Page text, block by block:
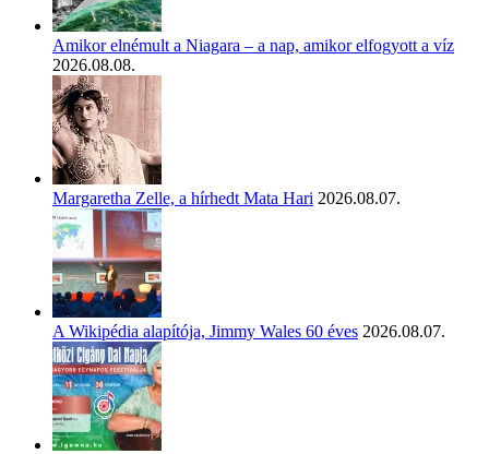
Amikor elnémult a Niagara – a nap, amikor elfogyott a víz
2026.08.08.
Margaretha Zelle, a hírhedt Mata Hari 2026.08.07.
A Wikipédia alapítója, Jimmy Wales 60 éves 2026.08.07.